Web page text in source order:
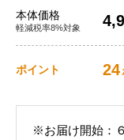
本体価格
軽減税率8%対象
ポイント 24
※お届け開始：